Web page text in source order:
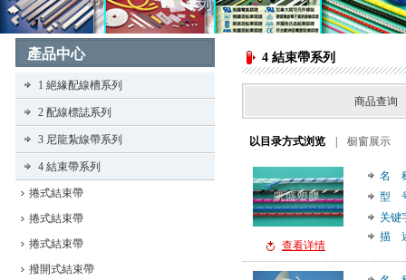
產品中心
1 絕緣配線槽系列
2 配線標誌系列
3 尼龍紮線帶系列
4 結束帶系列
捲式結束帶
捲式結束帶
捲式結束帶
撥開式結束帶
4 結束帶系列
商品查
以目录方式浏览 橱窗展示
查看详情
名
型
关键
描